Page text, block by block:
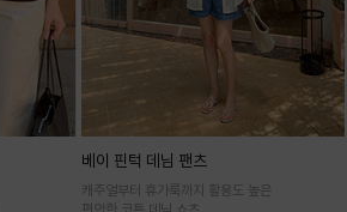
베이 핀턱 데님 팬츠
캐주얼부터 휴가룩까지 활용도 높은